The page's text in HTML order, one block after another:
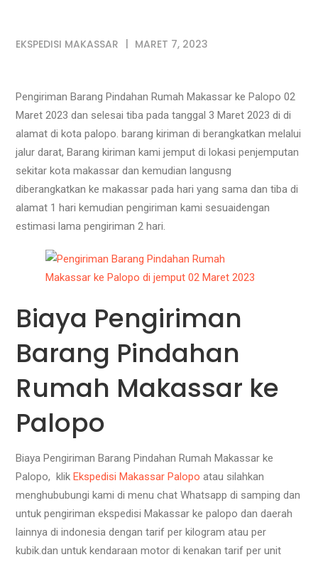
EKSPEDISI MAKASSAR MARET 7, 2023
Pengiriman Barang Pindahan Rumah Makassar ke Palopo 02
Maret 2023 dan selesai tiba pada tanggal 3 Maret 2023 di di
alamat di kota palopo. barang kiriman di berangkatkan melalui
jalur darat, Barang kiriman kami jemput di lokasi penjemputan
sekitar kota makassar dan kemudian langusng
diberangkatkan ke makassar pada hari yang sama dan tiba di
alamat 1 hari kemudian pengiriman kami sesuaidengan
estimasi lama pengiriman 2 hari.
Biaya Pengiriman
Barang Pindahan
Rumah Makassar ke
Palopo
Biaya Pengiriman Barang Pindahan Rumah Makassar ke
Palopo, klikEkspedisi Makassar Palopo atau silahkan
menghububungi kami di menu chat Whatsapp di samping dan
untuk pengiriman ekspedisi Makassar ke palopo dan daerah
lainnya di indonesia dengan tarif per kilogram atau per
kubik.dan untuk kendaraan motor di kenakan tarif per unit